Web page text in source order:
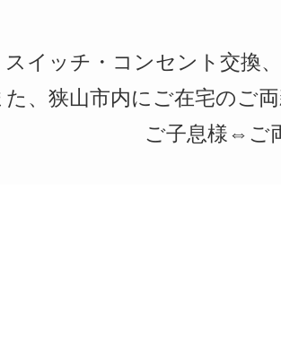
スイッチ・コンセント交換
た、狭山市内にご在宅のご
ご子息様⇔ご